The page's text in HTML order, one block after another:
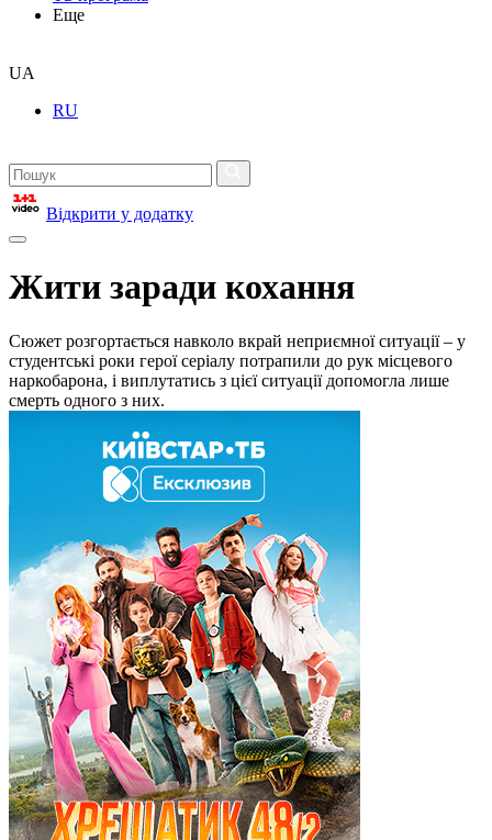
Еще
UA
RU
Відкрити у додатку
Жити заради кохання
Сюжет розгортається навколо вкрай неприємної ситуації – у
студентські роки герої серіалу потрапили до рук місцевого
наркобарона, і виплутатись з цієї ситуації допомогла лише
смерть одного з них.